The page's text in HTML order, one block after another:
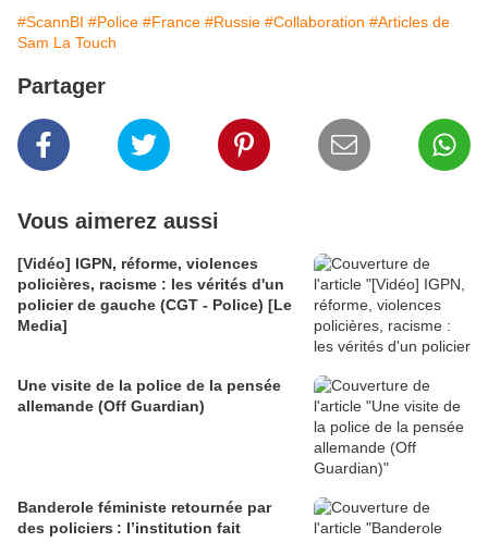
#ScannBI #Police #France #Russie #Collaboration #Articles de
Sam La Touch
Partager
Vous aimerez aussi
[Vidéo] IGPN, réforme, violences
policières, racisme : les vérités d'un
policier de gauche (CGT - Police) [Le
Media]
Une visite de la police de la pensée
allemande (Off Guardian)
Banderole féministe retournée par
des policiers : l’institution fait